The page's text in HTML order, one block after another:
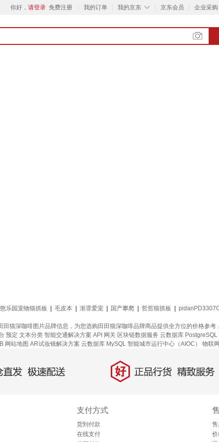
你好， 请登录 免费注册 我的订单 ◇
我的京东 京东会员 企业采购
乐园宠物猫抓板 毛皮本 渐霏爱宠 国产攀爬 哲哲猫抓板
猫深咖啡图片品牌信息，为您选购田田猫深咖啡品牌商品提供全方位的价格参考
预定 文本分类 智能交通解决方案 API 网关 区块链数据服务 云数据库 PostgreSQL
网站地图 AR试妆镜解决方案 云数据库 MySQL 智能城市运行中心（AIOC） 物联
发，极速配送 好 正品行货，精致服务
支付方式
货到付款
在线支付